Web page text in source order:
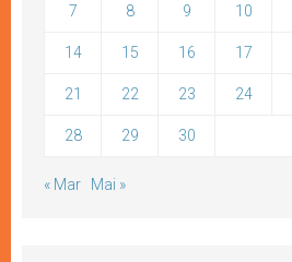
7 8 9 10
14 15 16 17
21 22 23 24
28 29 30
« Mar Mai »